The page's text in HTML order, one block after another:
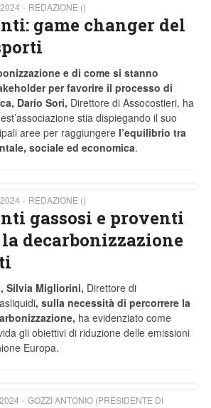
REDAZIONE ()
game changer del
e di come si stanno
per favorire il processo di
Dario Sori, Direttore di Assocostieri, ha
stia dispiegando il suo
aree per raggiungere l’equilibrio tra
sociale ed economica.
REDAZIONE ()
gassosi e proventi
la decarbonizzazione
, Silvia Migliorini, Direttore di
, sulla necessità di percorrere la
ha evidenziato come
gli obiettivi di riduzione delle emissioni
Europa.
GOZZI ANTONIO (PRESIDENTE DI